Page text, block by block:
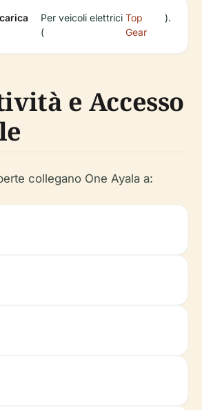
Per veicoli elettrici
(
Top
Gear
).
e Accesso
collegano One Ayala a: